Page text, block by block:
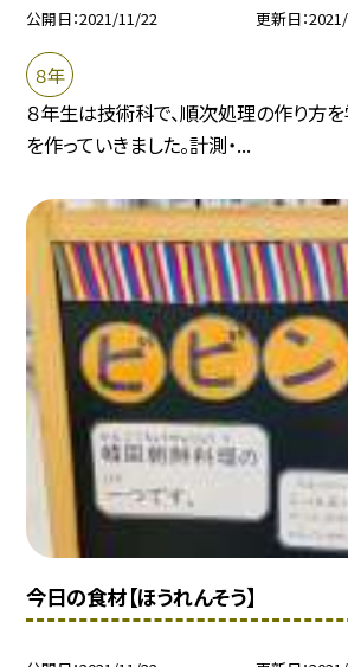
公開日 2021/11/22 更新日
８年
８年生は技術科で、順次処理の作り方を
を作っていきました。計測・...
今日の食材【ほうれんそう】